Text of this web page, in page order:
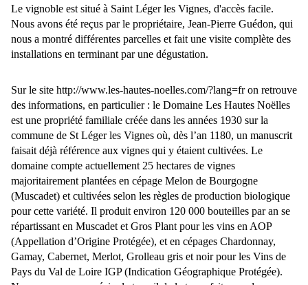
Le vignoble est situé à Saint Léger les Vignes, d'accès facile.
Nous avons été reçus par le propriétaire, Jean-Pierre Guédon, qui
nous a montré différentes parcelles et fait une visite complète des
installations en terminant par une dégustation.
Sur le site http://www.les-hautes-noelles.com/?lang=fr on retrouve
des informations, en particulier : le Domaine Les Hautes Noëlles
est une propriété familiale créée dans les années 1930 sur la
commune de St Léger les Vignes où, dès l’an 1180, un manuscrit
faisait déjà référence aux vignes qui y étaient cultivées. Le
domaine compte actuellement 25 hectares de vignes
majoritairement plantées en cépage Melon de Bourgogne
(Muscadet) et cultivées selon les règles de production biologique
pour cette variété. Il produit environ 120 000 bouteilles par an se
répartissant en Muscadet et Gros Plant pour les vins en AOP
(Appellation d’Origine Protégée), et en cépages Chardonnay,
Gamay, Cabernet, Merlot, Grolleau gris et noir pour les Vins de
Pays du Val de Loire IGP (Indication Géographique Protégée).